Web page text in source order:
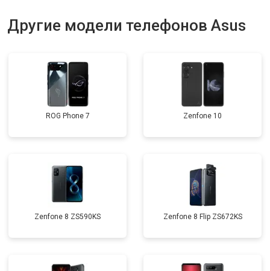
Другие модели телефонов Asus
ROG Phone 7 Zenfone 10
Zenfone 8 ZS590KS Zenfone 8 Flip ZS672KS